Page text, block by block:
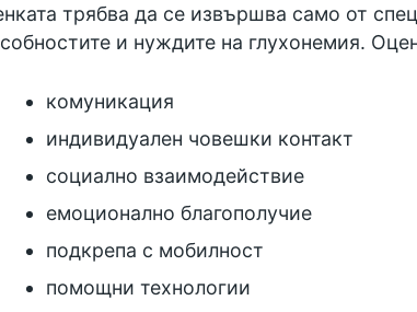
трябва да се извършва само от
и нуждите на глухонемия.
комуникация
индивидуален човешки контакт
социално взаимодействие
емоционално благополучие
подкрепа с мобилност
помощни технологии